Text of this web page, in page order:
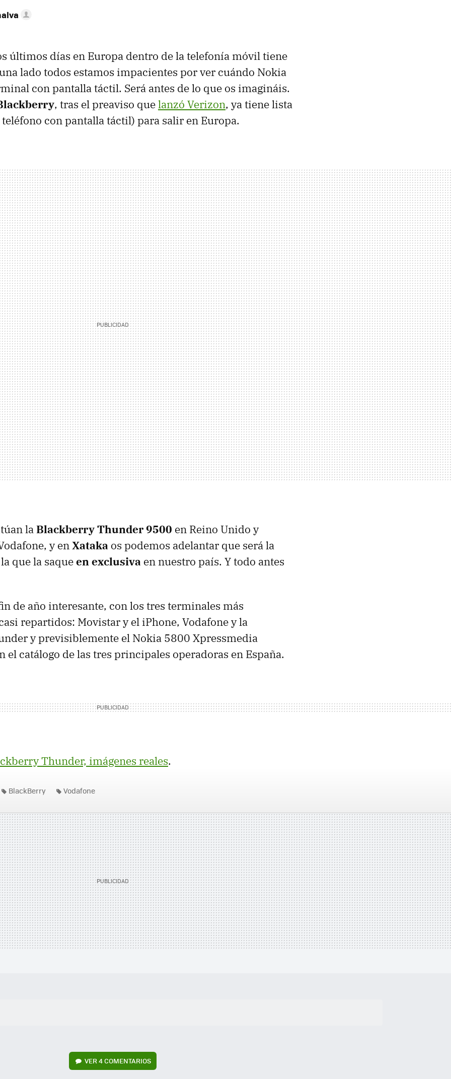
últimos días en Europa dentro de la telefonía móvil tiene
lado todos estamos impacientes por ver cuándo Nokia
con pantalla táctil. Será antes de lo que os imagináis.
, tras el preaviso quelanzó Verizon, ya tiene lista
teléfono con pantalla táctil) para salir en Europa.
laBlackberry Thunder 9500 en Reino Unido y
y enXataka os podemos adelantar que será la
que la saqueen exclusiva en nuestro país. Y todo antes
de año interesante, con los tres terminales más
repartidos: Movistar y el iPhone, Vodafone y la
y previsiblemente el Nokia 5800 Xpressmedia
el catálogo de las tres principales operadoras en España.
Thunder, imágenes reales.
BlackBerry Vodafone
VER4 COMENTARIOS